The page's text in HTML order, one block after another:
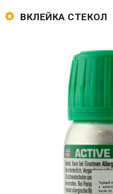
ВКЛЕЙКА СТЕКОЛ